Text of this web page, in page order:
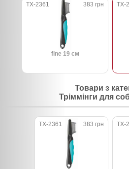
TX-2361 383 грн
fine 19 см
TX-
Товари з
Тріммінги для
TX-2361 383 грн TX-